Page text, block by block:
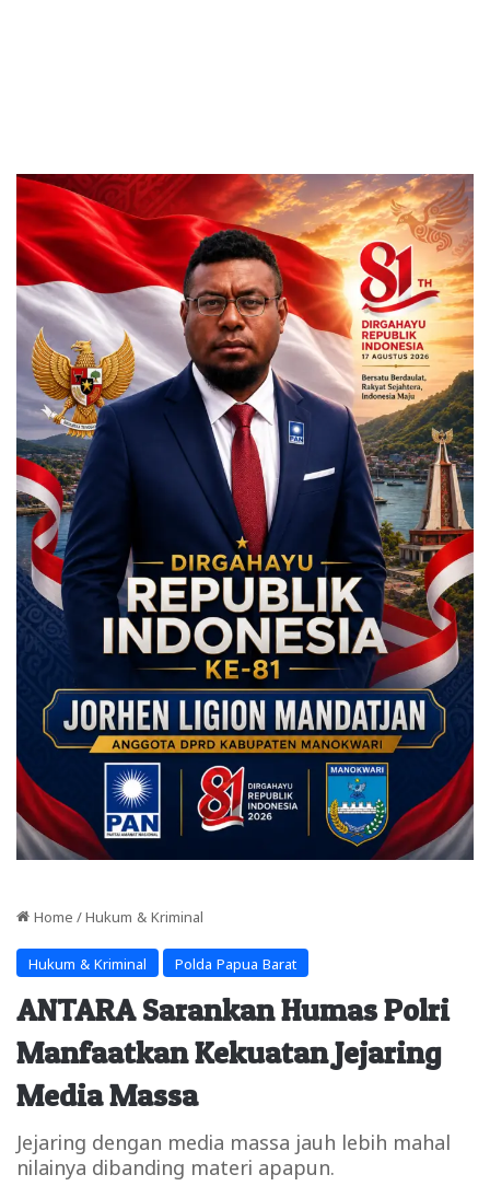
Home / Hukum & Kriminal
Hukum & Kriminal Polda Papua Barat
ANTARA Sarankan Humas Polri
Manfaatkan Kekuatan Jejaring
Media Massa
Jejaring dengan media massa jauh lebih mahal
nilainya dibanding materi apapun.